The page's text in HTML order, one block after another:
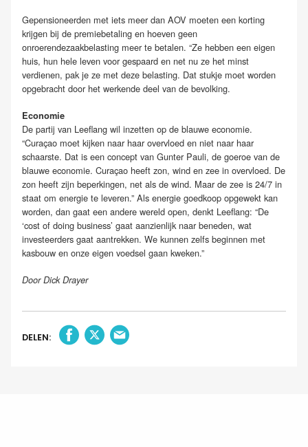
Gepensioneerden met iets meer dan AOV moeten een korting
krijgen bij de premiebetaling en hoeven geen
onroerendezaakbelasting meer te betalen. “Ze hebben een eigen
huis, hun hele leven voor gespaard en net nu ze het minst
verdienen, pak je ze met deze belasting. Dat stukje moet worden
opgebracht door het werkende deel van de bevolking.
Economie
De partij van Leeflang wil inzetten op de blauwe economie.
“Curaçao moet kijken naar haar overvloed en niet naar haar
schaarste. Dat is een concept van Gunter Pauli, de goeroe van de
blauwe economie. Curaçao heeft zon, wind en zee in overvloed. De
zon heeft zijn beperkingen, net als de wind. Maar de zee is 24/7 in
staat om energie te leveren.” Als energie goedkoop opgewekt kan
worden, dan gaat een andere wereld open, denkt Leeflang: “De
‘cost of doing business’ gaat aanzienlijk naar beneden, wat
investeerders gaat aantrekken. We kunnen zelfs beginnen met
kasbouw en onze eigen voedsel gaan kweken.”
Door Dick Drayer
DELEN: